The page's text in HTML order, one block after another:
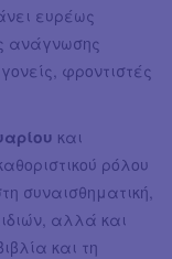
ευρέως
ανάγνωσης
φροντιστές
και
ρόλου
συναισθηματική,
αλλά και
και τη